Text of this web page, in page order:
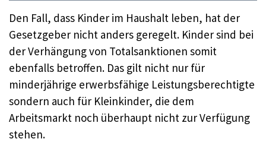
Den Fall, dass Kinder im Haushalt leben, hat der
Gesetzgeber nicht anders geregelt. Kinder sind bei
der Verhängung von Totalsanktionen somit
ebenfalls betroffen. Das gilt nicht nur für
minderjährige erwerbsfähige Leistungsberechtigte
sondern auch für Kleinkinder, die dem
Arbeitsmarkt noch überhaupt nicht zur Verfügung
stehen.